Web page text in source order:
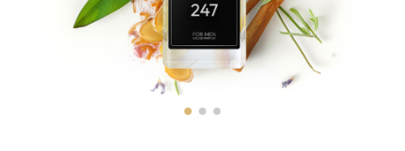
ZAPERFUMOWANIE 22%